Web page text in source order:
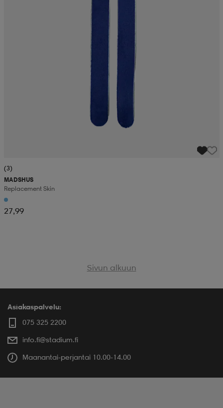
(3)
MADSHUS
Replacement Skin
27,99
Sivun alkuun
Asiakaspalvelu:
075 325 2200
info.fi@stadium.fi
Maanantai-perjantai 10.00-14.00